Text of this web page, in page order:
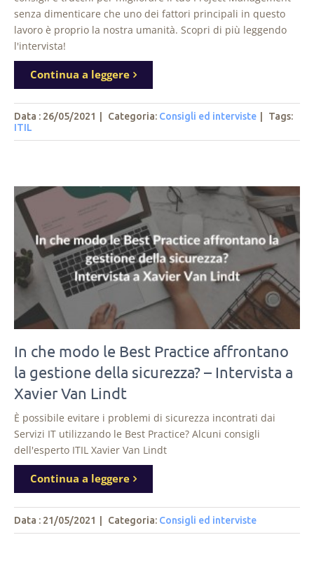
senza dimenticare che uno dei fattori principali in questo
lavoro è proprio la nostra umanità. Scopri di più leggendo
l'intervista!
Continua a leggere
Data : 26/05/2021 Categoria: Consigli ed interviste Tags:
ITIL
In che modo le Best Practice affrontano
la gestione della sicurezza? – Intervista a
Xavier Van Lindt
È possibile evitare i problemi di sicurezza incontrati dai
Servizi IT utilizzando le Best Practice? Alcuni consigli
dell'esperto ITIL Xavier Van Lindt
Continua a leggere
Data : 21/05/2021 Categoria: Consigli ed interviste